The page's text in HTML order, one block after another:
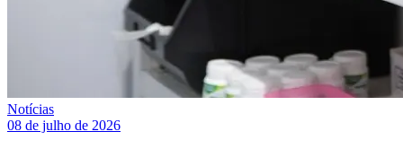
Notícias
08 de julho de 2026